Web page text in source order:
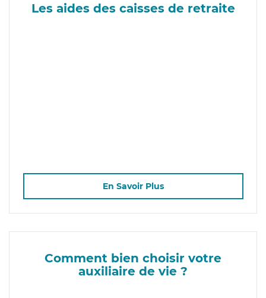
Les aides des caisses de retraite
En Savoir Plus
Comment bien choisir votre
auxiliaire de vie ?